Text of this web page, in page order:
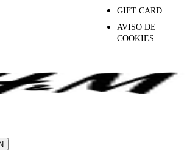
GIFT CARD
AVISO DE
COOKIES